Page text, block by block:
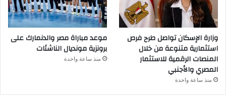
وزارة الإسكان تواصل طرح فرص
استثمارية متنوعة من خلال
المنصات الرقمية للاستثمار
المصري والأجنبي
منذ ساعة واحدة
موعد مباراة مصر والدنمارك على
برونزية مونديال الناشئات
منذ ساعة واحدة